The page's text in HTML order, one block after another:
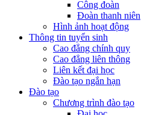
Công đoàn
Đoàn thanh niên
Hình ảnh hoạt động
Thông tin tuyển sinh
Cao đẳng chính quy
Cao đẳng liên thông
Liên kết đại học
Đào tạo ngắn hạn
Đào tạo
Chương trình đào tạo